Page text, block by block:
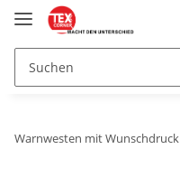
Warnwesten mit Wunschdruck